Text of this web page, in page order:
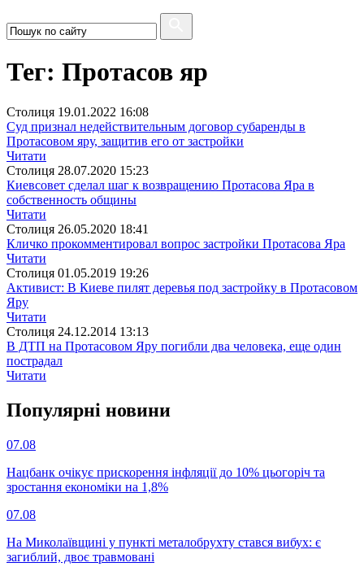
Тег: Протасов яр
Столиця 19.01.2022 16:08
Суд признал недействительным договор субаренды в
Протасовом яру, защитив его от застройки
Читати
Столиця 28.07.2020 15:23
Киевсовет сделал шаг к возвращению Протасова Яра в
собственность общины
Читати
Столиця 26.05.2020 18:41
Кличко прокомментировал вопрос застройки Протасова Яра
Читати
Столиця 01.05.2019 19:26
Активист: В Киеве пилят деревья под застройку в Протасовом
Яру
Читати
Столиця 24.12.2014 13:13
В ДТП на Протасовом Яру погибли два человека, еще один
пострадал
Читати
Популярнi новини
07.08
Нацбанк очікує прискорення інфляції до 10% цьогоріч та
зростання економіки на 1,8%
07.08
На Миколаївщині у пункті металобрухту стався вибух: є
загиблий, двоє травмовані